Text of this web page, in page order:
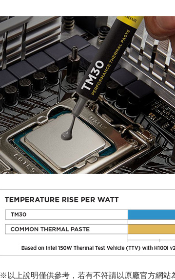
※以上說明僅供參考，若有不符請以原廠官方網站